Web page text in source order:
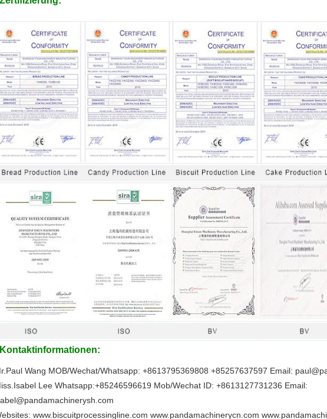
Wang MOB/Wechat/Whatsapp: +8613795369808 +85257637597 Email:
Lee Whatsapp:+85246596619 Mob/Wechat ID: +8613127731236 Email:
www.biscuitprocessingline.com www.pandamachinerycn.com